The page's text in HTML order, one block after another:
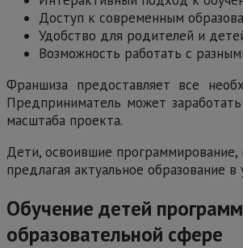
Доступ к современным
Удобство для родителей и
Возможность работать с
Франшиза предоставляет все
Предприниматель может
масштаба проекта.
Дети, освоившие
предлагая актуальное образование
Обучение детей
образовательной сфере